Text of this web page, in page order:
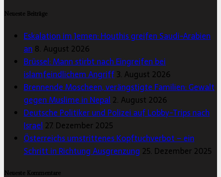
Neueste Beiträge
Eskalation im Jemen: Houthis greifen Saudi-Arabien
an 8. August 2026
Brüssel: Mann stirbt nach Eingreifen bei
islamfeindlichem Angriff3. August 2026
Brennende Moscheen, verängstigte Familien: Gewalt
gegen Muslime in Nepal 2. August 2026
Deutsche Politiker und Polizei auf Lobby-Trips nach
Israel 27. Dezember 2025
Österreichs umstrittenes Kopftuchverbot – ein
Schritt in Richtung Ausgrenzung 25. Dezember 2025
Neueste Kommentare